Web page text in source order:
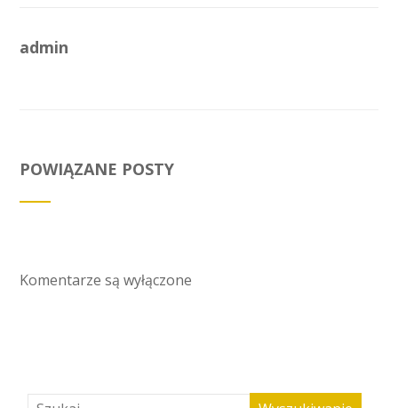
admin
POWIĄZANE POSTY
Komentarze są wyłączone